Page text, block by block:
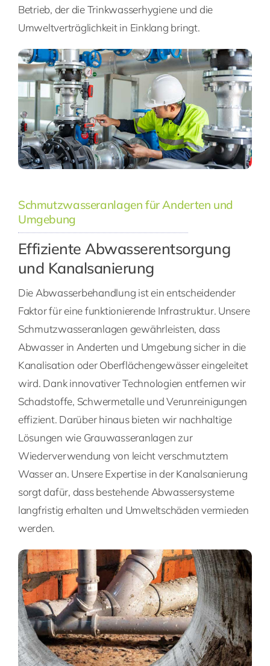
Betrieb, der die Trinkwasserhygiene und die
Umweltverträglichkeit in Einklang bringt.
Schmutzwasseranlagen für Anderten und
Umgebung
Effiziente Abwasserentsorgung
und Kanalsanierung
Die Abwasserbehandlung ist ein entscheidender
Faktor für eine funktionierende Infrastruktur. Unsere
Schmutzwasseranlagen gewährleisten, dass
Abwasser in Anderten und Umgebung sicher in die
Kanalisation oder Oberflächengewässer eingeleitet
wird. Dank innovativer Technologien entfernen wir
Schadstoffe, Schwermetalle und Verunreinigungen
effizient. Darüber hinaus bieten wir nachhaltige
Lösungen wie Grauwasseranlagen zur
Wiederverwendung von leicht verschmutztem
Wasser an. Unsere Expertise in der Kanalsanierung
sorgt dafür, dass bestehende Abwassersysteme
langfristig erhalten und Umweltschäden vermieden
werden.